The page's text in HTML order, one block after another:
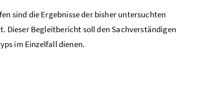
sind die Ergebnisse der bisher untersuchten
Dieser Begleitbericht soll den Sachverständigen
im Einzelfall dienen.